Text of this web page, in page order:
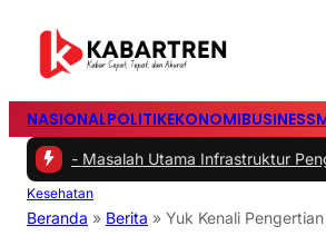
NASIONALPOLITIKEKONOMIBUSINESS
Masalah Utama Infrastruktur Pengisian
Kesehatan
Beranda » Berita » Yuk Kenali